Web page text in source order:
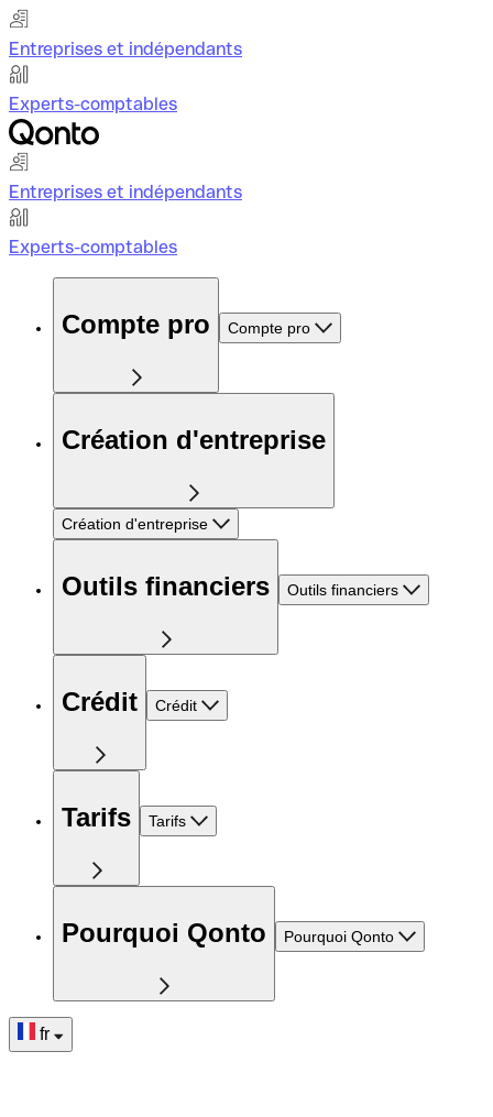
Entreprises et indépendants
Experts-comptables
Entreprises et indépendants
Experts-comptables
Compte pro Compte pro
Création d'entreprise
Création d'entreprise
Outils financiers Outils financiers
Crédit Crédit
Tarifs Tarifs
Pourquoi Qonto Pourquoi Qonto
fr